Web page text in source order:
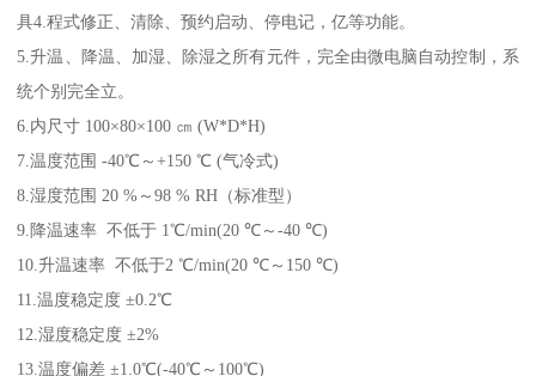
具4.程式修正、清除、预约启动、停电记，亿等功能。
5.升温、降温、加湿、除湿之所有元件，完全由微电脑自动控制，系
统个别完全立。
6.内尺寸 100×80×100 ㎝ (W*D*H)
7.温度范围 -40℃～+150 ℃ (气冷式)
8.湿度范围 20 %～98 % RH（标准型）
9.降温速率 不低于 1℃/min(20 ℃～-40 ℃)
10.升温速率 不低于2 ℃/min(20 ℃～150 ℃)
11.温度稳定度 ±0.2℃
12.湿度稳定度 ±2%
13.温度偏差 ±1.0℃(-40℃～100℃)